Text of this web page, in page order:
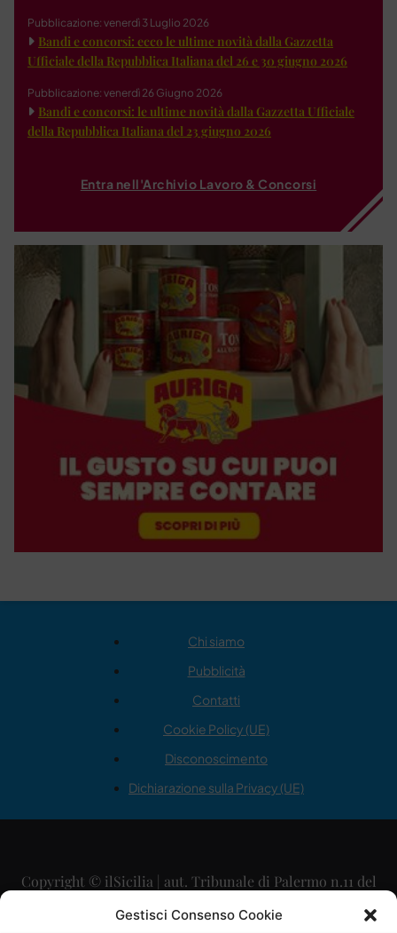
Gestisci Consenso Cookie
Pubblicazione: venerdì 3 Luglio 2026
Bandi e concorsi: ecco le ultime novità dalla Gazzetta
Ufficiale della Repubblica Italiana del 26 e 30 giugno 2026
Pubblicazione: venerdì 26 Giugno 2026
Bandi e concorsi: le ultime novità dalla Gazzetta Ufficiale
della Repubblica Italiana del 23 giugno 2026
Entra nell'Archivio Lavoro & Concorsi
Chi siamo
Pubblicità
Contatti
Cookie Policy (UE)
Disconoscimento
Dichiarazione sulla Privacy (UE)
Copyright © ilSicilia | aut. Tribunale di Palermo n.11 del
29/09/2015